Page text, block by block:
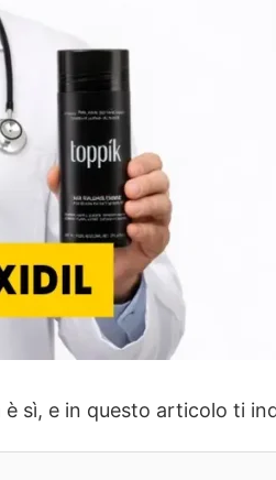
è sì, e in questo articolo ti